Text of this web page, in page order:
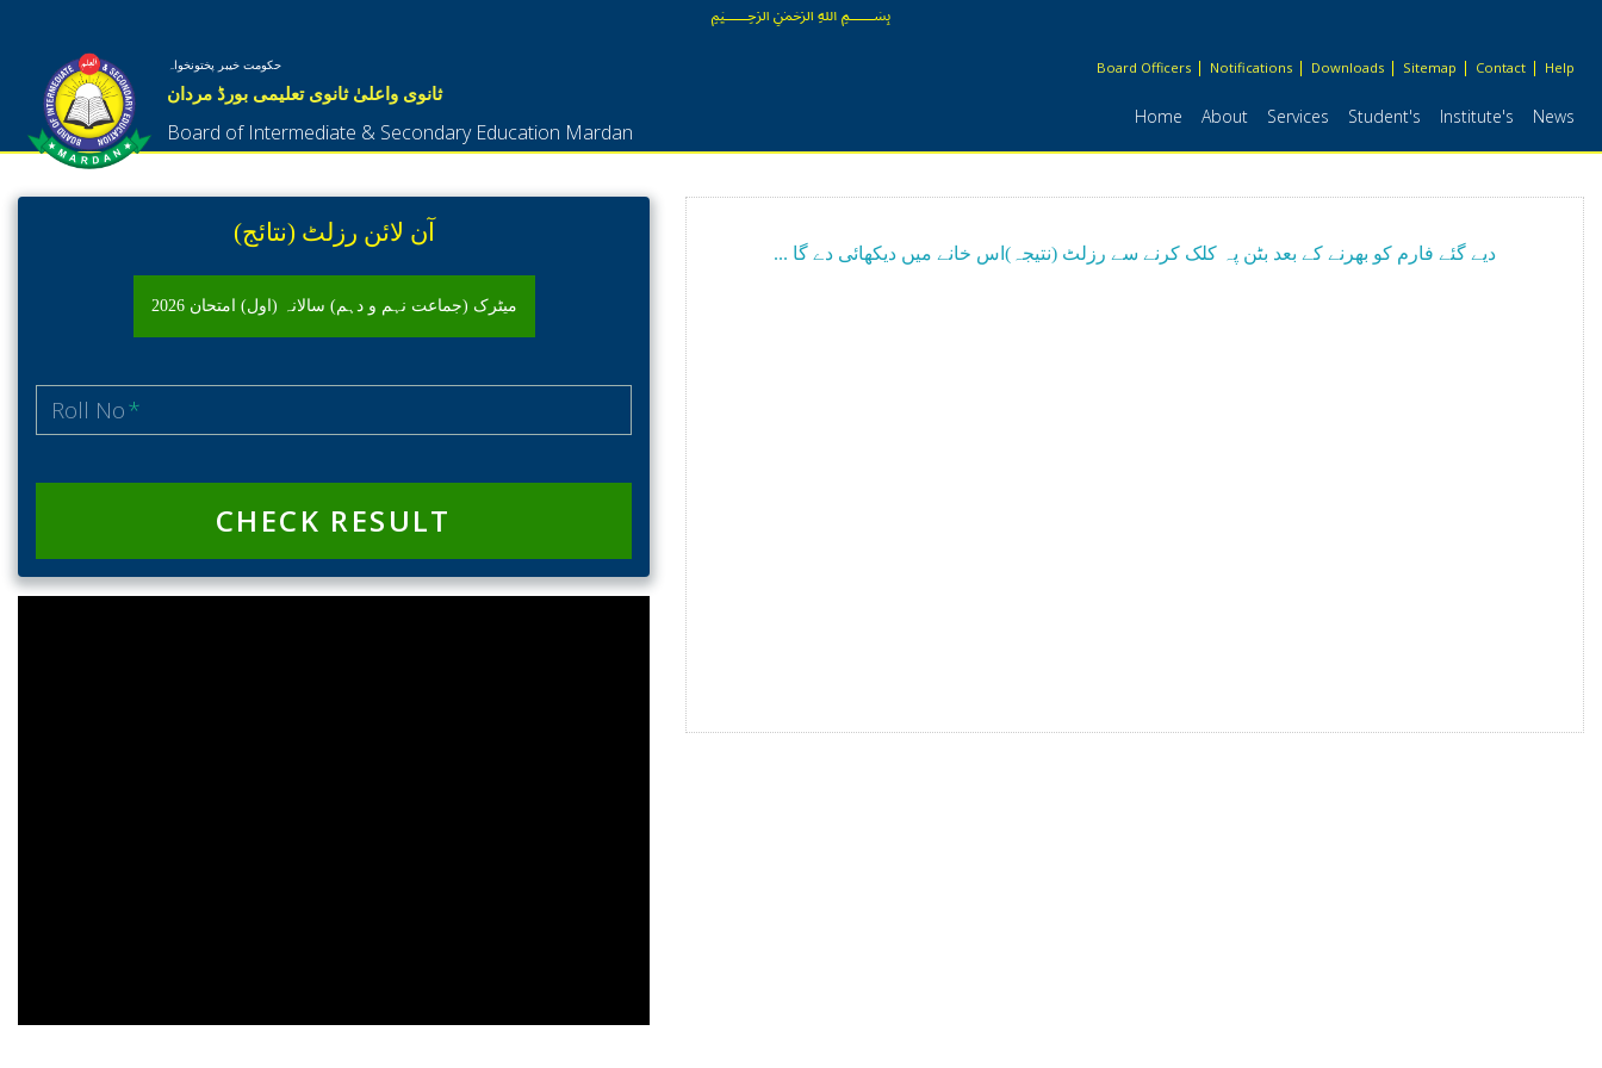
﷽
حکومت خیبر پختونخواہ
ثانوی واعلیٰ ثانوی تعلیمی بورڈ مردان
Board of Intermediate & Secondary Education Mardan
Board Officers Notifications Downloads Sitemap Contact Help
Home About Services Student's Institute's News
آن لائن رزلٹ (نتائج)
میٹرک (جماعت نہم و دہم) سالانہ (اول) امتحان 2026
Roll No*
CHECK RESULT
دیے گئے فارم کو بھرنے کے بعد بٹن پہ کلک کرنے سے رزلٹ (نتیجہ)اس خانے میں دیکھائی دے گا ...